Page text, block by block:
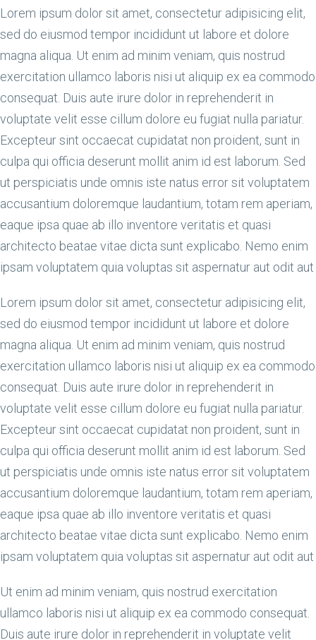
Lorem ipsum dolor sit amet, consectetur adipisicing elit,
sed do eiusmod tempor incididunt ut labore et dolore
magna aliqua. Ut enim ad minim veniam, quis nostrud
exercitation ullamco laboris nisi ut aliquip ex ea commodo
consequat. Duis aute irure dolor in reprehenderit in
voluptate velit esse cillum dolore eu fugiat nulla pariatur.
Excepteur sint occaecat cupidatat non proident, sunt in
culpa qui officia deserunt mollit anim id est laborum. Sed
ut perspiciatis unde omnis iste natus error sit voluptatem
accusantium doloremque laudantium, totam rem aperiam,
eaque ipsa quae ab illo inventore veritatis et quasi
architecto beatae vitae dicta sunt explicabo. Nemo enim
ipsam voluptatem quia voluptas sit aspernatur aut odit aut
Lorem ipsum dolor sit amet, consectetur adipisicing elit,
sed do eiusmod tempor incididunt ut labore et dolore
magna aliqua. Ut enim ad minim veniam, quis nostrud
exercitation ullamco laboris nisi ut aliquip ex ea commodo
consequat. Duis aute irure dolor in reprehenderit in
voluptate velit esse cillum dolore eu fugiat nulla pariatur.
Excepteur sint occaecat cupidatat non proident, sunt in
culpa qui officia deserunt mollit anim id est laborum. Sed
ut perspiciatis unde omnis iste natus error sit voluptatem
accusantium doloremque laudantium, totam rem aperiam,
eaque ipsa quae ab illo inventore veritatis et quasi
architecto beatae vitae dicta sunt explicabo. Nemo enim
ipsam voluptatem quia voluptas sit aspernatur aut odit aut
Ut enim ad minim veniam, quis nostrud exercitation
ullamco laboris nisi ut aliquip ex ea commodo consequat.
Duis aute irure dolor in reprehenderit in voluptate velit